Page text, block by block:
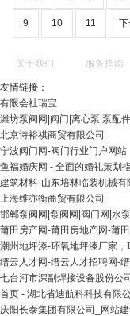
9 10 11
关于我们 服务指南
友情链接：
有限会社瑞宝
潍坊泵阀网|阀门|离心泵|泵配
北京诗裕祺商贸有限公司
宁波阀门网-阀门行业门户网站
鱼福婚庆网 - 全面的婚礼策划
建筑材料-山东培林临装机械有
上海维亦衡商贸有限公司
邯郸泵阀网|泵阀网|阀门网|水
莆田房产网-莆田房地产网-莆
潮州地坪漆-环氧地坪漆厂家
缙云人才网-缙云人才招聘网-
七台河市深副焊接设备股份公司
首页 - 湖北省迪航科科技有限
庆阳长泰集团有限公司_网站